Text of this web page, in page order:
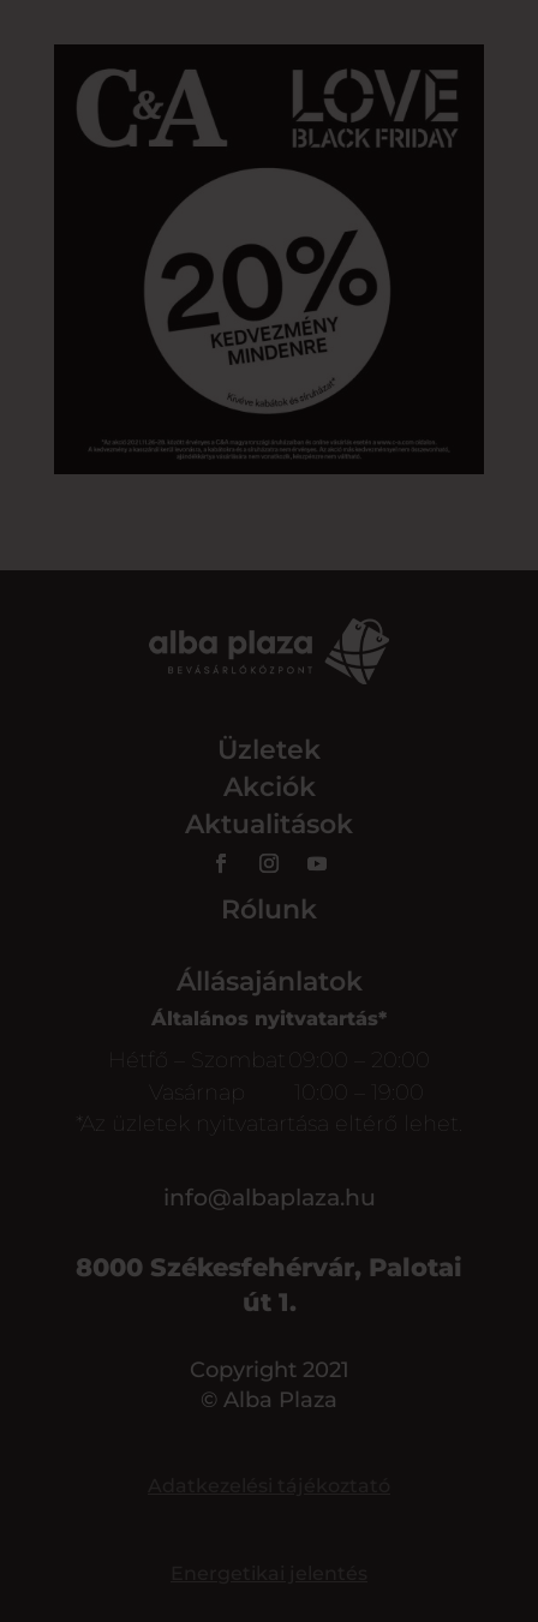
Üzletek
Akciók
Aktualitások
Rólunk
Állásajánlatok
Általános nyitvatartás*
Hétfő – Szombat
09:00 – 20:00
Vasárnap
10:00 – 19:00
*Az üzletek nyitvatartása eltérő lehet.
info@albaplaza.hu
8000 Székesfehérvár, Palotai
út 1.
Copyright 2021
© Alba Plaza